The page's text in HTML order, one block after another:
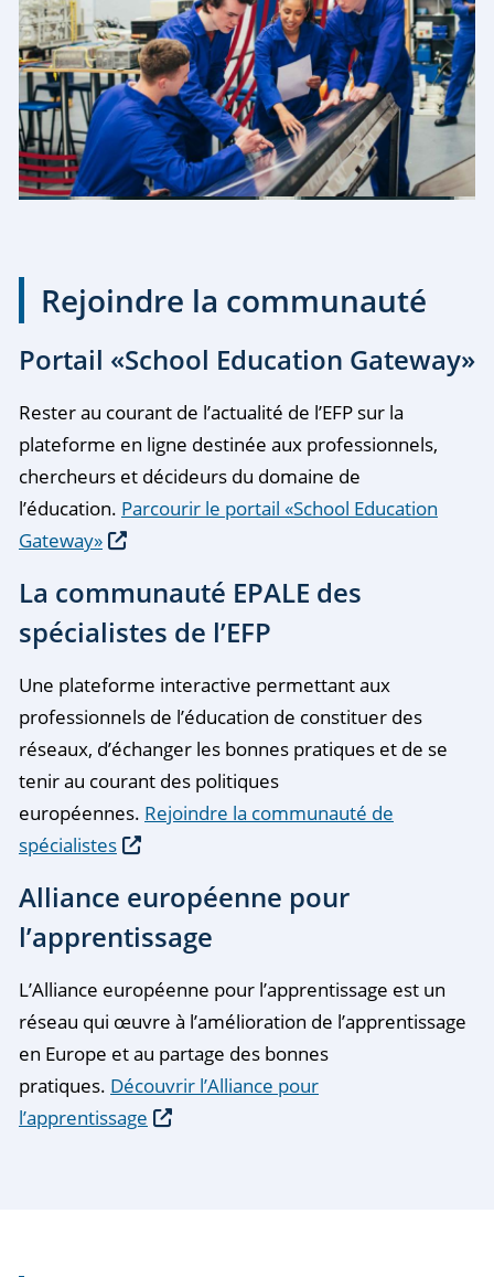
Rejoindre la communauté
Portail «School Education Gateway»
Rester au courant de l’actualité de l’EFP sur la
plateforme en ligne destinée aux professionnels,
chercheurs et décideurs du domaine de
l’éducation. Parcourir le portail «School Education
Gateway»
La communauté EPALE des
spécialistes de l’EFP
Une plateforme interactive permettant aux
professionnels de l’éducation de constituer des
réseaux, d’échanger les bonnes pratiques et de se
tenir au courant des politiques
européennes. Rejoindre la communauté de
spécialistes
Alliance européenne pour
l’apprentissage
L’Alliance européenne pour l’apprentissage est un
réseau qui œuvre à l’amélioration de l’apprentissage
en Europe et au partage des bonnes
pratiques. Découvrir l’Alliance pour
l’apprentissage